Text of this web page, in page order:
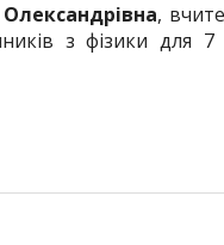
,
з фізики для